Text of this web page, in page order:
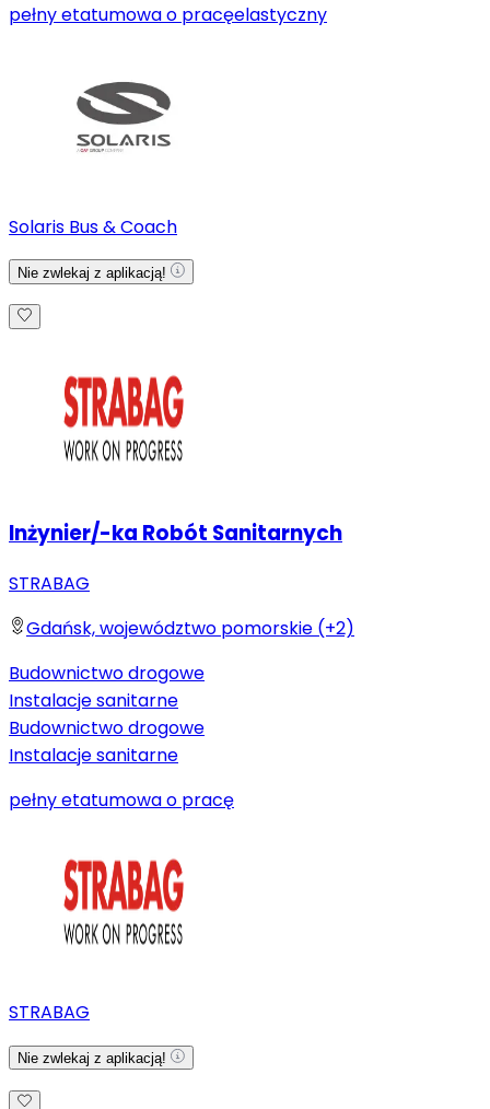
pełny etatumowa o pracęelastyczny
Solaris Bus & Coach
Nie zwlekaj z aplikacją!
Inżynier/-ka Robót Sanitarnych
STRABAG
Gdańsk, województwo pomorskie (+2)
Budownictwo drogowe
Instalacje sanitarne
Budownictwo drogowe
Instalacje sanitarne
pełny etatumowa o pracę
STRABAG
Nie zwlekaj z aplikacją!